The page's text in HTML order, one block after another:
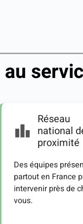
au
Réseau
national
proximité
Des équipes
partout en France
intervenir près de
vous.